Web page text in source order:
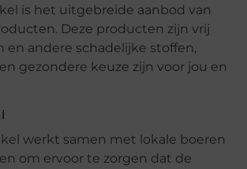
is het uitgebreide aanbod van
Deze producten zijn vrij
en andere schadelijke stoffen,
gezondere keuze zijn voor jou en
werkt samen met lokale boeren
om ervoor te zorgen dat de